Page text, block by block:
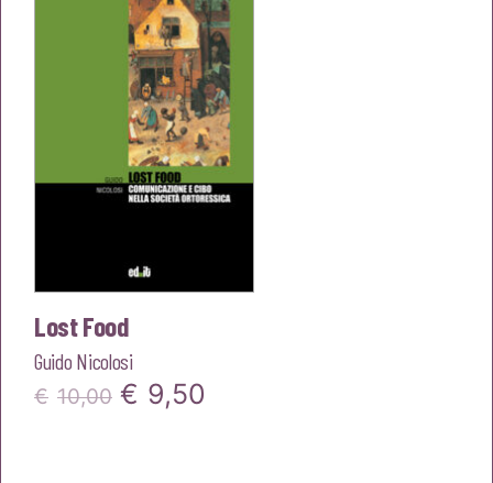
€15,00.€14,25.
Lost Food
Guido Nicolosi
€ 10,00 Il
€ 9,50